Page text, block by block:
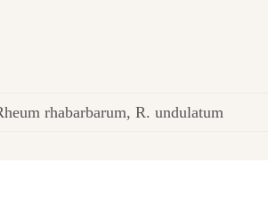
rhabarbarum, R. undulatum